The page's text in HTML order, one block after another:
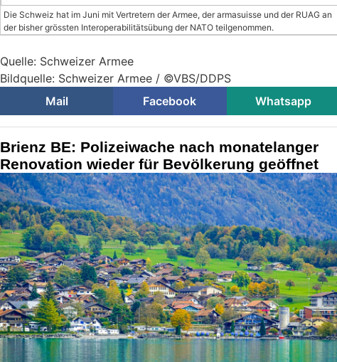
Die Schweiz hat im Juni mit Vertretern der Armee, der armasuisse und der RUAG an
der bisher grössten Interoperabilitätsübung der NATO teilgenommen.
Quelle: Schweizer Armee
Bildquelle: Schweizer Armee / ©VBS/DDPS
Mail
Facebook Whatsapp
Brienz BE: Polizeiwache nach monatelanger
Renovation wieder für Bevölkerung geöffnet